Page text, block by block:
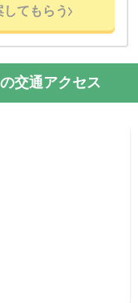
てもらう
交通アクセス